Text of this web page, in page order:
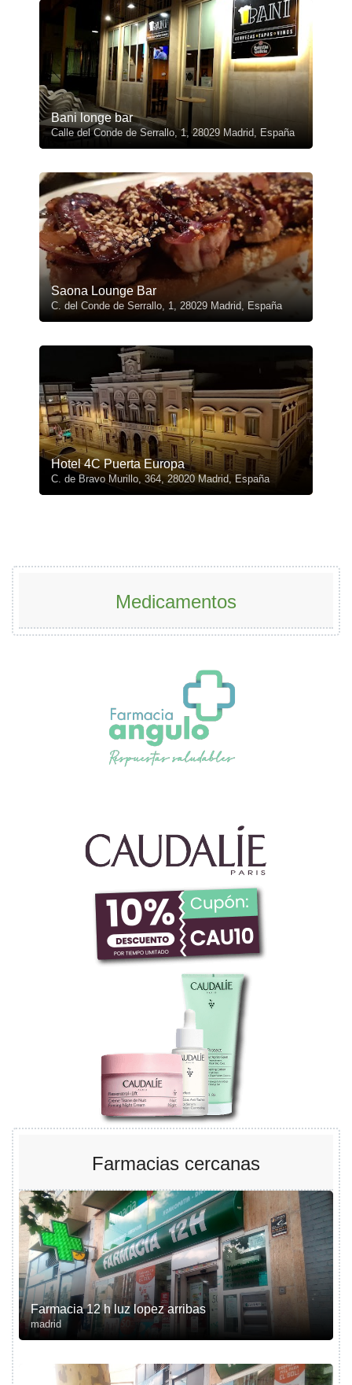
Bani longe bar
Calle del Conde de Serrallo, 1, 28029 Madrid, España
Saona Lounge Bar
C. del Conde de Serrallo, 1, 28029 Madrid, España
Hotel 4C Puerta Europa
C. de Bravo Murillo, 364, 28020 Madrid, España
Medicamentos
Farmacias cercanas
Farmacia 12 h luz lopez arribas
madrid